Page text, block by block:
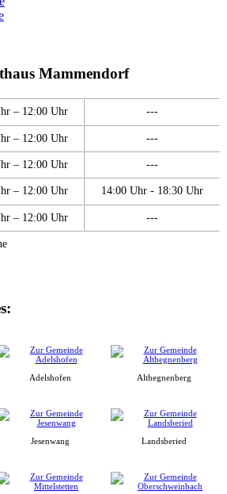
Mammendorf
– 12:00 Uhr ---
– 12:00 Uhr ---
– 12:00 Uhr ---
– 12:00 Uhr 14:00 Uhr - 18:30 Uhr
– 12:00 Uhr ---
Adelshofen Althegnenberg
Jesenwang Landsberied